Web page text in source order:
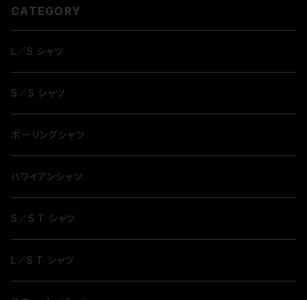
CATEGORY
L／S シャツ
S／S シャツ
ボーリングシャツ
ハワイアンシャツ
S／S T シャツ
L／S T シャツ